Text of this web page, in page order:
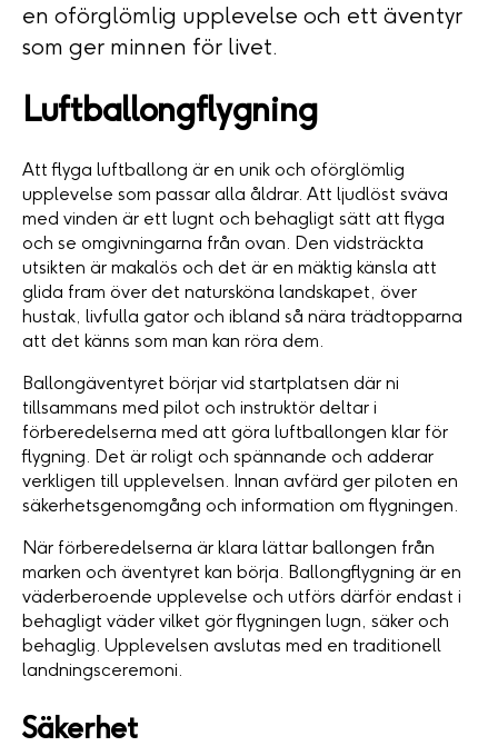
en oförglömlig upplevelse och ett äventyr
som ger minnen för livet.
Luftballongflygning
Att flyga luftballong är en unik och oförglömlig
upplevelse som passar alla åldrar. Att ljudlöst sväva
med vinden är ett lugnt och behagligt sätt att flyga
och se omgivningarna från ovan. Den vidsträckta
utsikten är makalös och det är en mäktig känsla att
glida fram över det natursköna landskapet, över
hustak, livfulla gator och ibland så nära trädtopparna
att det känns som man kan röra dem.
Ballongäventyret börjar vid startplatsen där ni
tillsammans med pilot och instruktör deltar i
förberedelserna med att göra luftballongen klar för
flygning. Det är roligt och spännande och adderar
verkligen till upplevelsen. Innan avfärd ger piloten en
säkerhetsgenomgång och information om flygningen.
När förberedelserna är klara lättar ballongen från
marken och äventyret kan börja. Ballongflygning är en
väderberoende upplevelse och utförs därför endast i
behagligt väder vilket gör flygningen lugn, säker och
behaglig. Upplevelsen avslutas med en traditionell
landningsceremoni.
Säkerhet